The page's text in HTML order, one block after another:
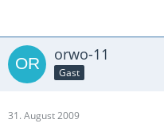
orwo-11
Gast
31. August 2009